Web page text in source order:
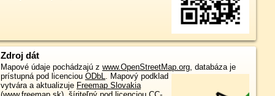
Zdroj dát
Mapové údaje pochádzajú z www.OpenStreetMap.org, databáza je
prístupná pod licenciou ODbL. Mapový podklad
vytvára a aktualizuje Freemap Slovakia